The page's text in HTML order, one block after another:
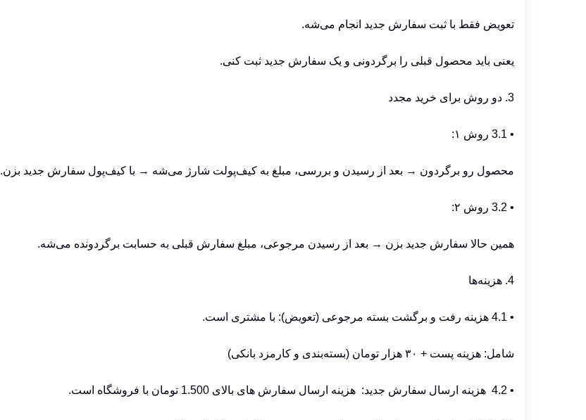
تعویض فقط با ثبت سفارش جدید انجام می‌شه.
یعنی باید محصول قبلی را برگردونی و یک سفارش جدید ثبت کنی.
3. دو روش برای خرید مجدد
• 3.1 روش ۱:
محصول رو برگردون → بعد از رسیدن و بررسی، مبلغ به کیف‌پولت شارژ می‌شه → با کیف‌پول سفارش جدید بزن.
• 3.2 روش ۲:
همین حالا سفارش جدید بزن → بعد از رسیدن مرجوعی، مبلغ سفارش قبلی به حسابت برگردونده می‌شه.
4. هزینه‌ها
• 4.1 هزینه رفت و برگشت بسته مرجوعی (تعویض): با مشتری است.
شامل: هزینه پست + ۳۰ هزار تومان (بسته‌بندی و کارمزد بانکی)
• 4.2 هزینه ارسال سفارش جدید: هزینه ارسال سفارش های بالای 1.500 تومان با فروشگاه است.